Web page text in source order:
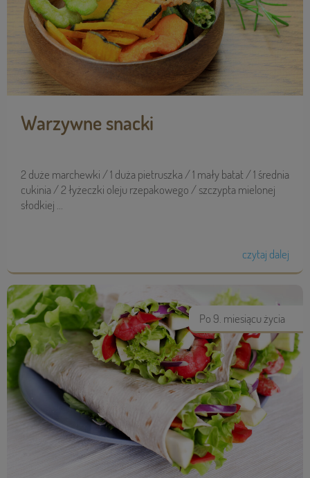
Warzywne snacki
2 duże marchewki / 1 duża pietruszka / 1 mały batat / 1 średnia
cukinia / 2 łyżeczki oleju rzepakowego / szczypta mielonej
słodkiej ...
czytaj dalej
Po 9. miesiącu życia